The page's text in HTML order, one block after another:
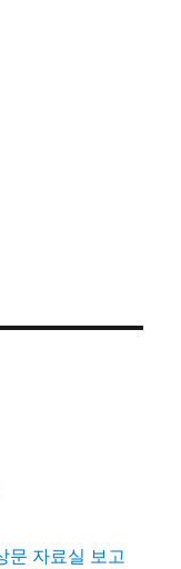
문 자료실 보고